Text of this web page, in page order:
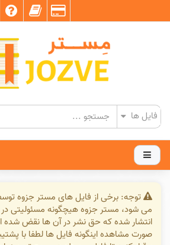
توجه: برخی از فایل های مستر جزوه توسط
می شود، مستر جزوه هیچگونه مسئولیتی
انتشار شده که حق نشر در آن ها نقض شده
صورت مشاهده اینگونه فایل ها لطفا با